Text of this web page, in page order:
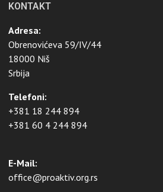
KONTAKT
Adresa:
Obrenovićeva 59/IV/44
18000 Niš
Srbija
Telefoni:
+381 18 244 894
+381 60 4 244 894
E-Mail:
office@proaktiv.org.rs